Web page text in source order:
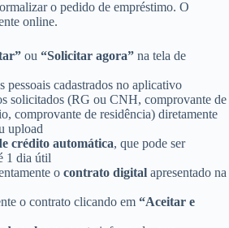
o pedido de empréstimo. O
online.
ou “Solicitar agora” na tela de
pessoais cadastrados no aplicativo
solicitados (RG ou CNH, comprovante de
comprovante de residência) diretamente
upload
crédito automática, que pode ser
1 dia útil
o contrato digital apresentado na
o contrato clicando em “Aceitar e